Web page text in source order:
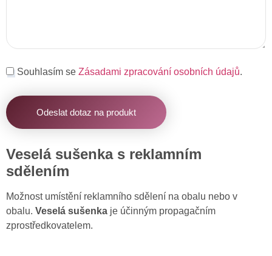
Souhlasím se Zásadami zpracování osobních údajů.
Odeslat dotaz na produkt
Veselá sušenka s reklamním
sdělením
Možnost umístění reklamního sdělení na obalu nebo v
obalu. Veselá sušenka je účinným propagačním
zprostředkovatelem.